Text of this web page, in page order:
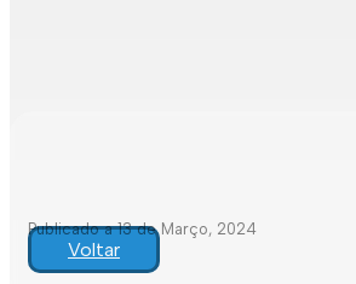
Publicado a 13 de Março, 2024
Voltar